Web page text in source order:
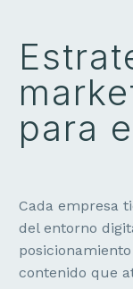
para
Cada empresa
del entorno
contenido que